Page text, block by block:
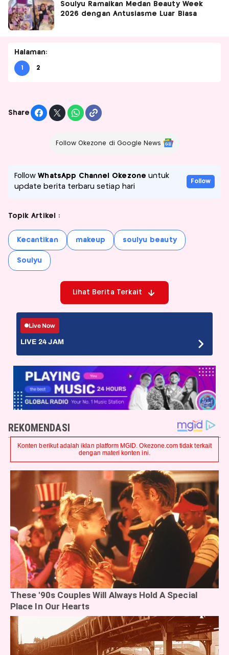
Soulyu Ramaikan Medan Beauty Week
2026 dengan Antusiasme Luar Biasa
Halaman:
1 2
Share
Follow Okezone di Google News
FollowWhatsApp Channel Okezone untuk
update berita terbaru setiap hari
Follow
Topik Artikel :
Kecantikan makeup soulyu beauty
Soulyu
Lihat Berita Terkait
Live Now
LIVE 24 JAM